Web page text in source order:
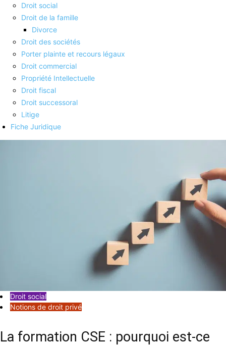
Droit social
Droit de la famille
Divorce
Droit des sociétés
Porter plainte et recours légaux
Droit commercial
Propriété Intellectuelle
Droit fiscal
Droit successoral
Litige
Fiche Juridique
Droit social
Notions de droit privé
La formation CSE : pourquoi est-ce